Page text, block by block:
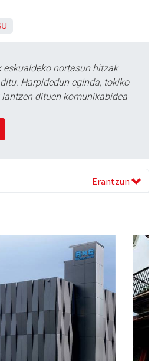
eskualdeko nortasun hitzak
Harpidedun eginda, tokiko
dituen komunikabidea
Erantzun